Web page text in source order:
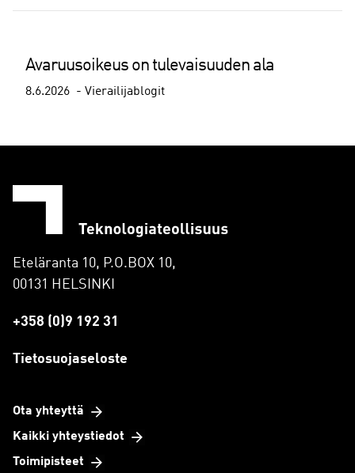
Avaruusoikeus on tulevaisuuden ala
8.6.2026 Vierailijablogit
Eteläranta 10, P.O.BOX 10,
00131 HELSINKI
+358 (0)9 192 31
Tietosuojaseloste
Ota yhteyttä
Kaikki yhteystiedot
Toimipisteet